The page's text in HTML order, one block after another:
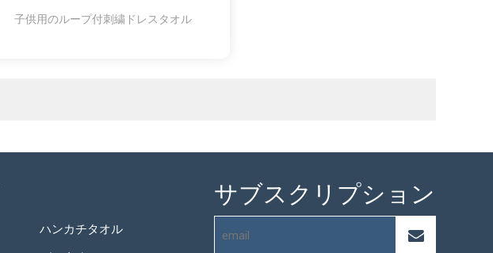
子供用のループ付刺繍ドレスタオル
ハンカチタオル
サブスクリプション